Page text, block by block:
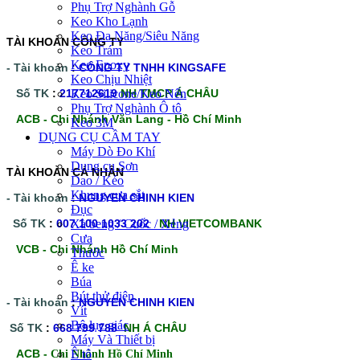
Phụ Trợ Nghành Gỗ
Keo Kho Lạnh
Keo Đa Năng/Siêu Năng
Keo Trám
Keo Epoxy
Keo Chịu Nhiệt
Keo Silicone/Keo Nến
Phụ Trợ Nghành Ô tô
Keo 3M
DỤNG CỤ CẦM TAY
Máy Dò Đo Khí
Dụng cụ Sơn
Dao / Kéo
Khung cưa sắt
Đục
Xà beng / Cuốc / Xẻng
Cưa
Thước
Ê ke
Búa
Bút thử điện
Vít
Bộ lục giác
Máy Và Thiết bị
Ê tô
TÀI KHOẢN CÔNG TY
- Tài khoản :CÔNG TY TNHH KINGSAFE
Số TK :217712619NH TMCP Á CHÂU
ACB - Chi Nhánh Văn Lang - Hồ Chí Minh
TÀI KHOÀN CÁ NHÂN
- Tài khoản :NGUYEN CHINH KIEN
Số TK : 007 100 1033 202
NH VIETCOMBANK
VCB - Chi Nhánh Hồ Chí Minh
- Tài khoản :NGUYEN CHINH KIEN
Số TK : 668 799 788 NH Á CHÂU
ACB - Chi Nhánh Hồ Chí Minh